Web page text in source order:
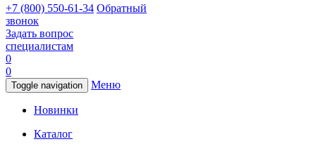
+7 (800) 550-61-34 Обратный
звонок
Задать вопрос
специалистам
0
0
Toggle navigation Меню
Новинки
Каталог